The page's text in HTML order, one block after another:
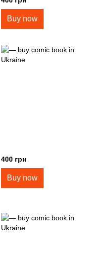
Buy now
400 грн
Buy now